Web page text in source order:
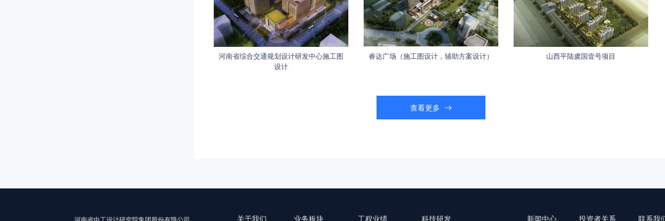
河南省综合交通规划设计研发中心施工图
设计
睿达广场（施工图设计，辅助方案设计） 山西平陆虞国壹号项目
查看更多
关于我们 业务板块 工程业绩 科技研发 新闻中心 投资者关系 联系我